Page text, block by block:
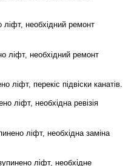
необхідний ремонт
ліфт, необхідний ремонт
ліфт, перекіс підвіски канатів.
ліфт, необхідна ревізія
ліфт, необхідна заміна
ліфт, необхідне